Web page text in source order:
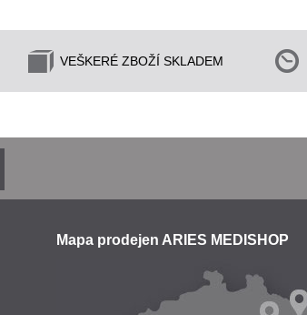
VEŠKERÉ ZBOŽÍ SKLADEM
Mapa prodejen ARIES MEDISHOP